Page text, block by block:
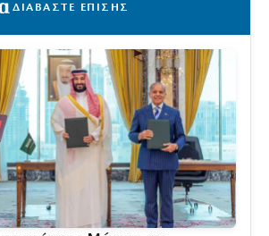
ΔΙΑΒΑΣΤΕ ΕΠΙΣΗΣ